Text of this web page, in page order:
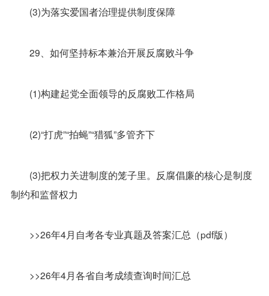
(3)为落实爱国者治理提供制度保障
29、如何坚持标本兼治开展反腐败斗争
(1)构建起党全面领导的反腐败工作格局
(2)“打虎”“拍蝇”“猎狐”多管齐下
(3)把权力关进制度的笼子里。反腐倡廉的核心是制度
制约和监督权力
>>26年4月自考各专业真题及答案汇总（pdf版）
>>26年4月各省自考成绩查询时间汇总